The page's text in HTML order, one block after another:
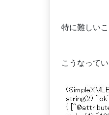
特に難しい
こうなって